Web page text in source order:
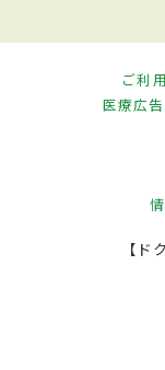
ご利
医療広
【ド